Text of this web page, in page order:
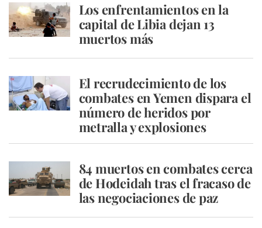
Los enfrentamientos en la
capital de Libia dejan 13
muertos más
El recrudecimiento de los
combates en Yemen dispara el
número de heridos por
metralla y explosiones
84 muertos en combates cerca
de Hodeidah tras el fracaso de
las negociaciones de paz